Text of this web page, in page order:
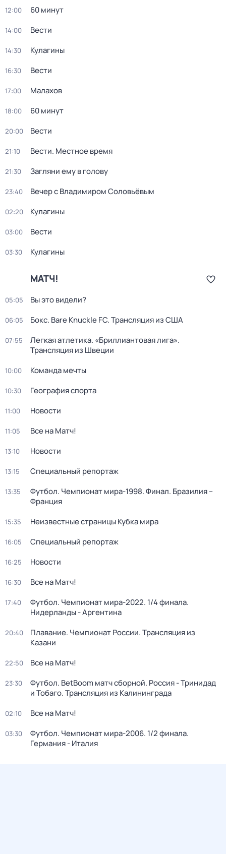
12:00 60 минут
14:00 Вести
14:30 Кулагины
16:30 Вести
17:00 Малахов
18:00 60 минут
20:00 Вести
21:10 Вести. Местное время
21:30 Загляни ему в голову
23:40 Вечер с Владимиром Соловьёвым
02:20 Кулагины
03:00 Вести
03:30 Кулагины
МАТЧ!
05:05 Вы это видели?
06:05 Бокс. Bare Knuckle FC. Трансляция из США
07:55
Легкая атлетика. «Бриллиантовая лига».
Трансляция из Швеции
10:00 Команда мечты
10:30 География спорта
11:00 Новости
11:05 Все на Матч!
13:10 Новости
13:15 Специальный репортаж
13:35
Футбол. Чемпионат мира-1998. Финал. Бразилия –
Франция
15:35 Неизвестные страницы Кубка мира
16:05 Специальный репортаж
16:25 Новости
16:30 Все на Матч!
17:40
Футбол. Чемпионат мира-2022. 1/4 финала.
Нидерланды - Аргентина
20:40
Плавание. Чемпионат России. Трансляция из
Казани
22:50 Все на Матч!
23:30
Футбол. BetBoom матч сборной. Россия - Тринидад
и Тобаго. Трансляция из Калининграда
02:10 Все на Матч!
03:30
Футбол. Чемпионат мира-2006. 1/2 финала.
Германия - Италия